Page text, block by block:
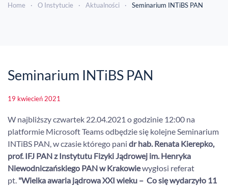
Home O Instytucie Aktualności Seminarium INTiBS PAN
Seminarium INTiBS PAN
19 kwiecień 2021
W najbliższy czwartek 22.04.2021 o godzinie 12:00 na
platformie Microsoft Teams odbędzie się kolejne Seminarium
INTiBS PAN, w czasie którego pani dr hab. Renata Kierepko,
prof. IFJ PAN z Instytutu Fizyki Jądrowej im. Henryka
Niewodniczańskiego PAN w Krakowiewygłosi referat
pt. "Wielka awaria jądrowa XXI wieku – Co się wydarzyło 11